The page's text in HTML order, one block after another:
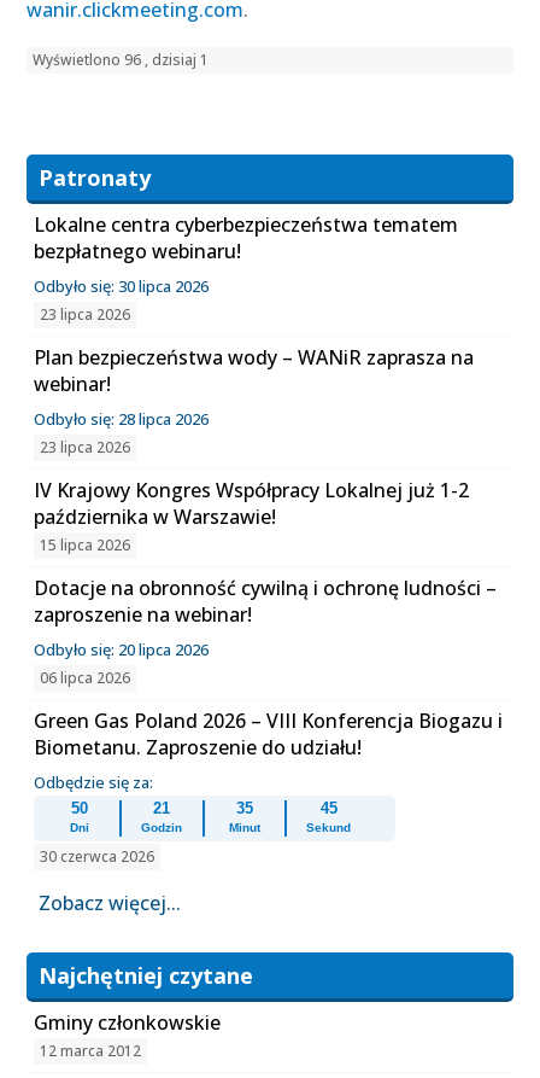
wanir.clickmeeting.com.
Wyświetlono 96 , dzisiaj 1
Patronaty
Lokalne centra cyberbezpieczeństwa tematem
bezpłatnego webinaru!
Odbyło się: 30 lipca 2026
23 lipca 2026
Plan bezpieczeństwa wody – WANiR zaprasza na
webinar!
Odbyło się: 28 lipca 2026
23 lipca 2026
IV Krajowy Kongres Współpracy Lokalnej już 1-2
października w Warszawie!
15 lipca 2026
Dotacje na obronność cywilną i ochronę ludności –
zaproszenie na webinar!
Odbyło się: 20 lipca 2026
06 lipca 2026
Green Gas Poland 2026 – VIII Konferencja Biogazu i
Biometanu. Zaproszenie do udziału!
Odbędzie się za:
50
Dni
21
Godzin
35
Minut
45
Sekund
30 czerwca 2026
Zobacz więcej...
Najchętniej czytane
Gminy członkowskie
12 marca 2012